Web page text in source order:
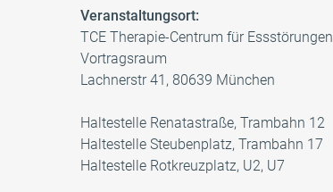
Veranstaltungsort:
TCE Therapie-Centrum für Essstörungen
Vortragsraum
Lachnerstr 41, 80639 München
Haltestelle Renatastraße, Trambahn 12
Haltestelle Steubenplatz, Trambahn 17
Haltestelle Rotkreuzplatz, U2, U7